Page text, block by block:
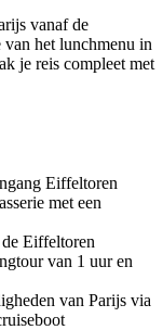
vanaf de
het lunchmenu in
je reis compleet met
Eiffeltoren
met een
Eiffeltoren
van 1 uur en
van Parijs via